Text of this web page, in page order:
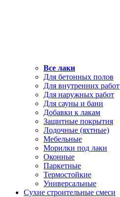
Все лаки
Для бетонных полов
Для внутренних работ
Для наружных работ
Для сауны и бани
Добавки к лакам
Защитные покрытия
Лодочные (яхтные)
Мебельные
Морилки под лаки
Оконные
Паркетные
Термостойкие
Универсальные
Сухие строительные смеси